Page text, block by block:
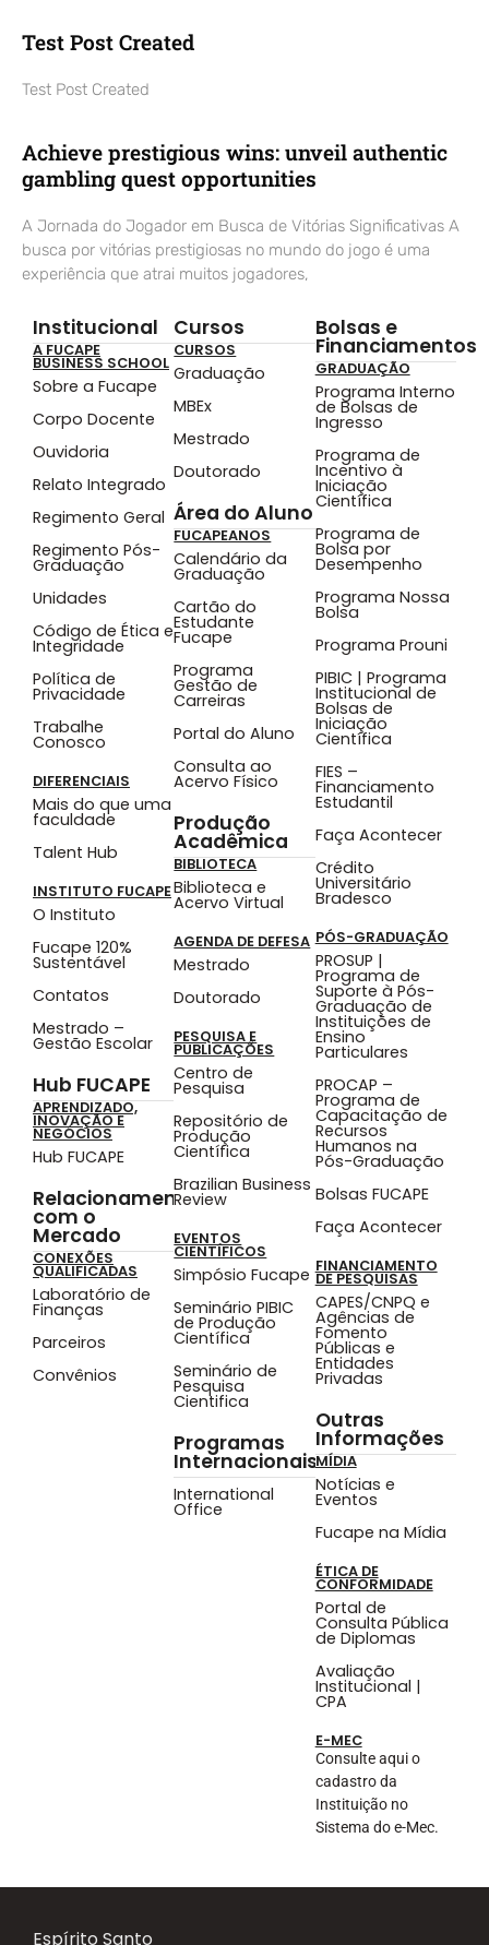
Test Post Created
Test Post Created
Achieve prestigious wins: unveil authentic
gambling quest opportunities
A Jornada do Jogador em Busca de Vitórias Significativas A
busca por vitórias prestigiosas no mundo do jogo é uma
experiência que atrai muitos jogadores,
Institucional
A FUCAPE
BUSINESS SCHOOL
Sobre a Fucape
Corpo Docente
Ouvidoria
Relato Integrado
Regimento Geral
Regimento Pós-
Graduação
Unidades
Código de Ética e
Integridade
Política de
Privacidade
Trabalhe
Conosco
DIFERENCIAIS
Mais do que uma
faculdade
Talent Hub
INSTITUTO FUCAPE
O Instituto
Fucape 120%
Sustentável
Contatos
Mestrado –
Gestão Escolar
Hub FUCAPE
APRENDIZADO,
INOVAÇÃO E
NEGÓCIOS
Hub FUCAPE
Relacionamento
com o
Mercado
CONEXÕES
QUALIFICADAS
Laboratório de
Finanças
Parceiros
Convênios
Cursos
CURSOS
Graduação
MBEx
Mestrado
Doutorado
Área do Aluno
FUCAPEANOS
Calendário da
Graduação
Cartão do
Estudante
Fucape
Programa
Gestão de
Carreiras
Portal do Aluno
Consulta ao
Acervo Físico
Produção
Acadêmica
BIBLIOTECA
Biblioteca e
Acervo Virtual
AGENDA DE DEFESA
Mestrado
Doutorado
PESQUISA E
PUBLICAÇÕES
Centro de
Pesquisa
Repositório de
Produção
Científica
Brazilian Business
Review
EVENTOS
CIENTÍFICOS
Simpósio Fucape
Seminário PIBIC
de Produção
Científica
Seminário de
Pesquisa
Cientifica
Programas
Internacionais
International
Office
Bolsas e
Financiamentos
GRADUAÇÃO
Programa Interno
de Bolsas de
Ingresso
Programa de
Incentivo à
Iniciação
Científica
Programa de
Bolsa por
Desempenho
Programa Nossa
Bolsa
Programa Prouni
PIBIC | Programa
Institucional de
Bolsas de
Iniciação
Científica
FIES –
Financiamento
Estudantil
Faça Acontecer
Crédito
Universitário
Bradesco
PÓS-GRADUAÇÃO
PROSUP |
Programa de
Suporte à Pós-
Graduação de
Instituições de
Ensino
Particulares
PROCAP –
Programa de
Capacitação de
Recursos
Humanos na
Pós-Graduação
Bolsas FUCAPE
Faça Acontecer
FINANCIAMENTO
DE PESQUISAS
CAPES/CNPQ e
Agências de
Fomento
Públicas e
Entidades
Privadas
Outras
Informações
MÍDIA
Notícias e
Eventos
Fucape na Mídia
ÉTICA DE
CONFORMIDADE
Portal de
Consulta Pública
de Diplomas
Avaliação
Institucional |
CPA
E-MEC
Consulte aqui o
cadastro da
Instituição no
Sistema do e-Mec.
Espírito Santo